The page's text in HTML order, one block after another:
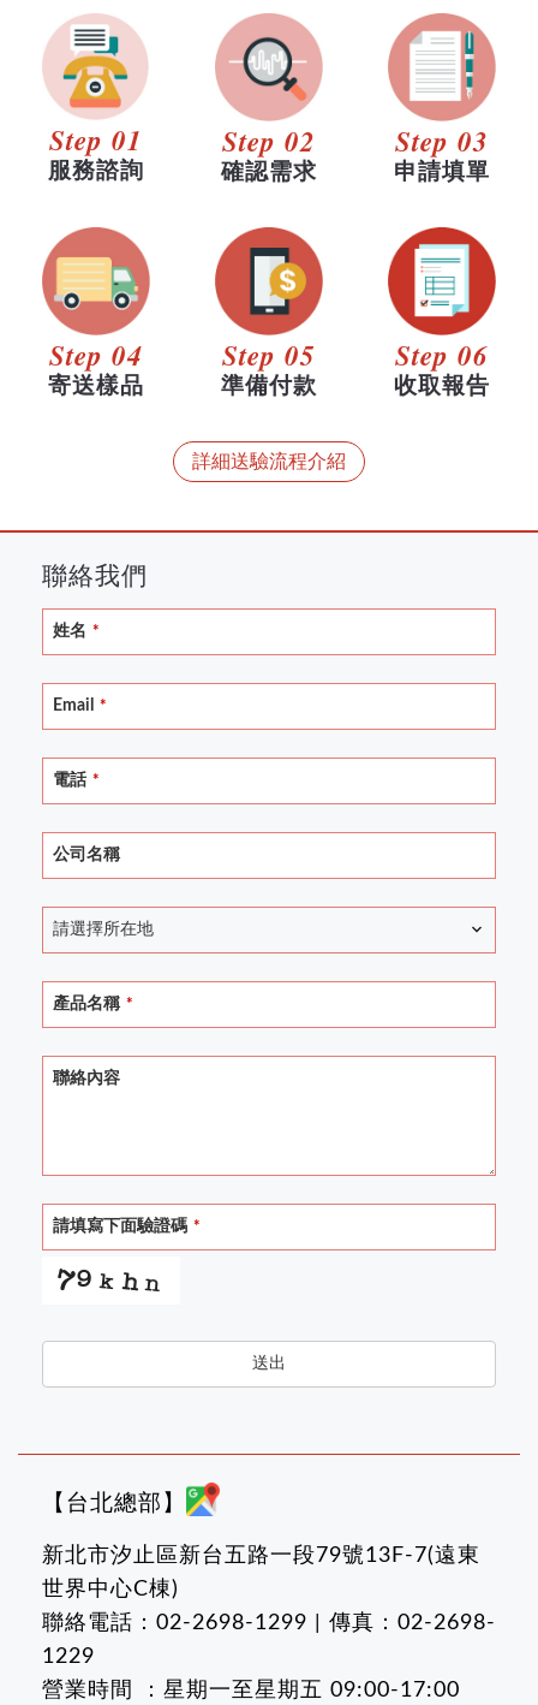
Step 01
服務諮詢
Step 02
確認需求
Step 03
申請填單
Step 04
寄送樣品
Step 05
準備付款
Step 06
收取報告
詳細送驗流程介紹
聯絡我們
姓名 *
Email *
電話 *
公司名稱
請選擇所在地
Phone
Number
產品名稱 *
聯絡內容
請填寫下面驗證碼 *
送出
【台北總部】
新北市汐止區新台五路一段79號13F-7(遠東
世界中心C棟)
聯絡電話：02-2698-1299 | 傳真：02-2698-
1229
營業時間 ：星期一至星期五 09:00-17:00